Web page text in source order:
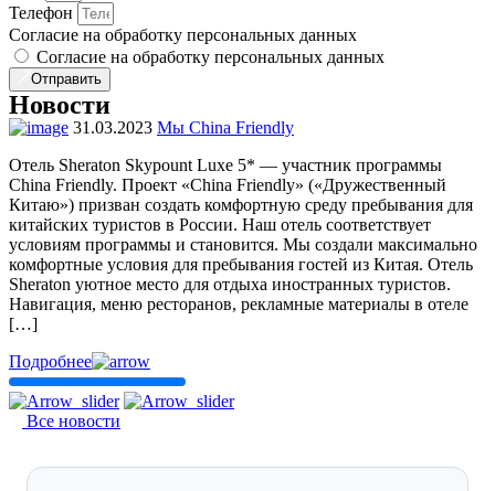
Телефон
Согласие на обработку персональных данных
Согласие на обработку персональных данных
Отправить
Новости
31.03.2023 Мы China Friendly
Отель Sheraton Skypount Luxe 5* — участник программы
China Friendly. Проект «China Friendly» («Дружественный
Китаю») призван создать комфортную среду пребывания для
китайских туристов в России. Наш отель соответствует
условиям программы и становится. Мы создали максимально
комфортные условия для пребывания гостей из Китая. Отель
Sheraton уютное место для отдыха иностранных туристов.
Навигация, меню ресторанов, рекламные материалы в отеле
[…]
Подробнее
Все новости